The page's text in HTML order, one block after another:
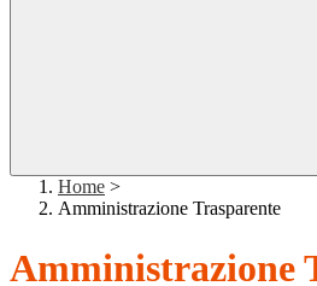
Home >
Amministrazione Trasparente
Amministrazione